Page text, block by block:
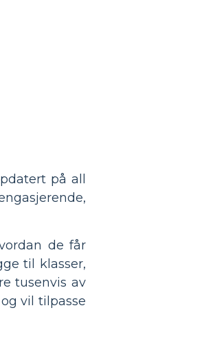
på all
de får
til klasser,
tusenvis av
vil tilpasse